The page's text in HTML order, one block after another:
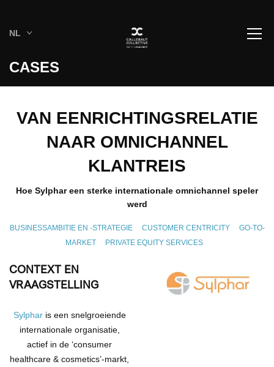
NL
CASES
VAN EENRICHTINGSRELATIE
NAAR OMNICHANNEL
KLANTREIS
Hoe Sylphar een sterke internationale omnichannel speler
werd
BUSINESSAMBITIE EN -STRATEGIE CUSTOMER CENTRICITY
GO-TO-
MARKET
PRIVATE EQUITY SERVICES
CONTEXT EN
VRAAGSTELLING
Sylpharis een snelgroeiende
internationale organisatie,
actief in de ‘consumer
healthcare & cosmetics’-markt,